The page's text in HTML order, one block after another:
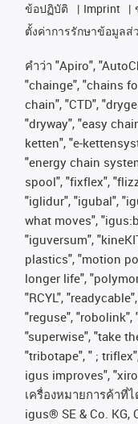
ข้อปฏิบัติ
Imprint
ตั้งค่าการรักษาข้อมูล
คําว่า "Apiro",
"chainge", "chains
chain", "CTD",
"dryway", "easy
ketten", "e-
"energy chain
spool", "fixflex",
"iglidur", "igubal",
what moves",
"iguversum",
plastics", "motion
longer life",
"RCYL",
"reguse", "robolink",
"superwise", "take
"tribotape", " ;
igus improves",
เครื่องหมายการค้าที่
igus® SE & Co. KG,